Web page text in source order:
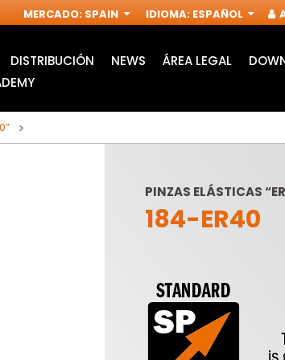
MERCADO: SPAIN IDIOMA: ESPAÑOL
FRESAS
INDUSTRIALES PARA
FRESADORAS
DISTRIBUCIÓN NEWS ÁREA LEGAL
PINZAS ELÁSTICAS
184-ER40